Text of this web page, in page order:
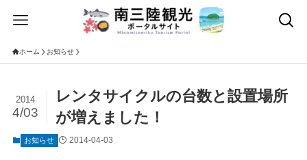
ホーム お知らせ
レンタサイクルの台数と設置場所
が増えました！
2014
4/03
お知らせ 2014-04-03